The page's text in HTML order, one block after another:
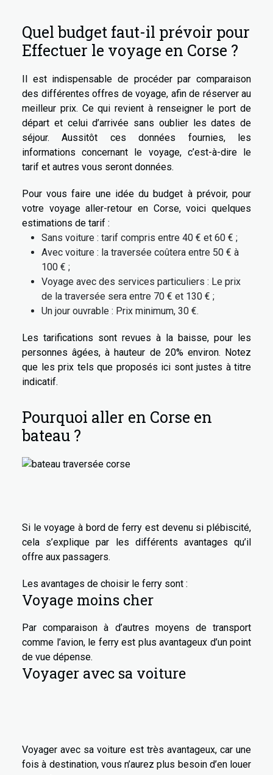
Quel budget faut-il prévoir pour
Effectuer le voyage en Corse ?
Il est indispensable de procéder par comparaison
des différentes offres de voyage, afin de réserver au
meilleur prix. Ce qui revient à renseigner le port de
départ et celui d’arrivée sans oublier les dates de
séjour. Aussitôt ces données fournies, les
informations concernant le voyage, c’est-à-dire le
tarif et autres vous seront données.
Pour vous faire une idée du budget à prévoir, pour
votre voyage aller-retour en Corse, voici quelques
estimations de tarif :
Sans voiture : tarif compris entre 40 € et 60 € ;
Avec voiture : la traversée coûtera entre 50 € à
100 € ;
Voyage avec des services particuliers : Le prix
de la traversée sera entre 70 € et 130 € ;
Un jour ouvrable : Prix minimum, 30 €.
Les tarifications sont revues à la baisse, pour les
personnes âgées, à hauteur de 20% environ. Notez
que les prix tels que proposés ici sont justes à titre
indicatif.
Pourquoi aller en Corse en
bateau ?
Si le voyage à bord de ferry est devenu si plébiscité,
cela s’explique par les différents avantages qu’il
offre aux passagers.
Les avantages de choisir le ferry sont :
Voyage moins cher
Par comparaison à d’autres moyens de transport
comme l’avion, le ferry est plus avantageux d’un point
de vue dépense.
Voyager avec sa voiture
Voyager avec sa voiture est très avantageux, car une
fois à destination, vous n’aurez plus besoin d’en louer